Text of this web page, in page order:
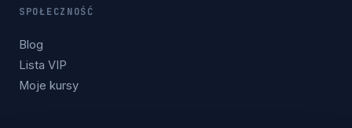
SPOŁECZNOŚĆ
Blog
Lista VIP
Moje kursy